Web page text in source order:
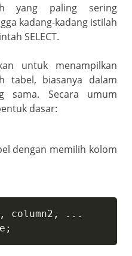
yang paling sering
kadang-kadang istilah
SELECT.
untuk menampilkan
tabel, biasanya dalam
sama. Secara umum
dasar:
dengan memilih kolom
, column2 , . . .
;